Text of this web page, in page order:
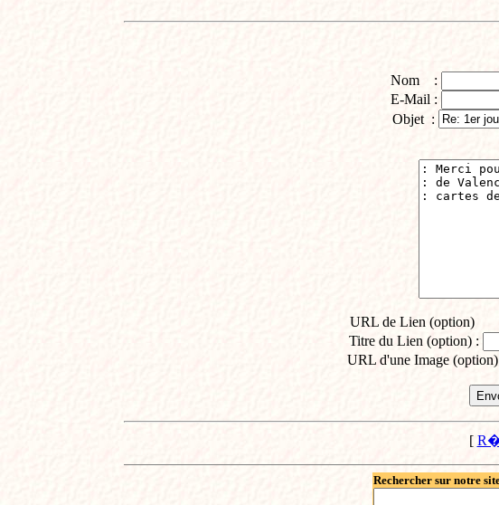
Nom :
E-Mail :
Objet :
URL de Lien
Titre du Lien (option) :
URL d'une Image
[
Rechercher sur notre